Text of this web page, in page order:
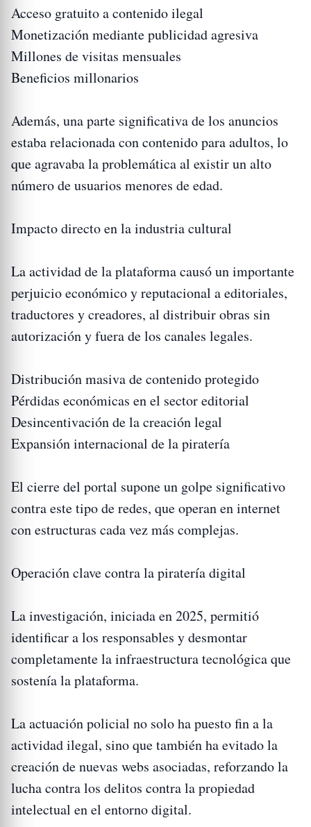
Acceso gratuito a contenido ilegal
Monetización mediante publicidad agresiva
Millones de visitas mensuales
Beneficios millonarios
Además, una parte significativa de los anuncios
estaba relacionada con contenido para adultos, lo
que agravaba la problemática al existir un alto
número de usuarios menores de edad.
Impacto directo en la industria cultural
La actividad de la plataforma causó un importante
perjuicio económico y reputacional a editoriales,
traductores y creadores, al distribuir obras sin
autorización y fuera de los canales legales.
Distribución masiva de contenido protegido
Pérdidas económicas en el sector editorial
Desincentivación de la creación legal
Expansión internacional de la piratería
El cierre del portal supone un golpe significativo
contra este tipo de redes, que operan en internet
con estructuras cada vez más complejas.
Operación clave contra la piratería digital
La investigación, iniciada en 2025, permitió
identificar a los responsables y desmontar
completamente la infraestructura tecnológica que
sostenía la plataforma.
La actuación policial no solo ha puesto fin a la
actividad ilegal, sino que también ha evitado la
creación de nuevas webs asociadas, reforzando la
lucha contra los delitos contra la propiedad
intelectual en el entorno digital.